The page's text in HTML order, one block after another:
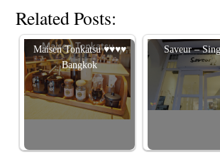
Related Posts:
Maisen Tonkatsu ♥♥♥♥
Bangkok
Saveur –